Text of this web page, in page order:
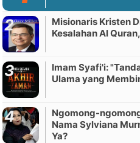
Misionaris Kristen
Kesalahan Al
Imam Syafi'i:
Ulama yang
Ngomong-
Nama Sylviana
Ya?